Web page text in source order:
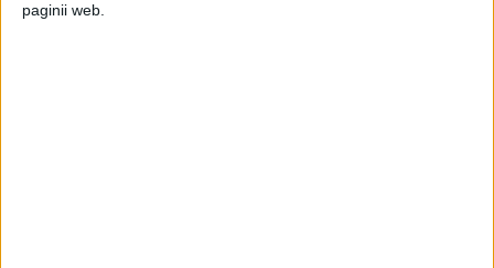
paginii web.